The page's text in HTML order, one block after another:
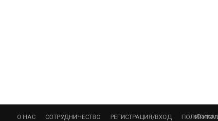
О НАС СОТРУДНИЧЕСТВО РЕГИСТРАЦИЯ/ВХОД ПОЛИТИКА